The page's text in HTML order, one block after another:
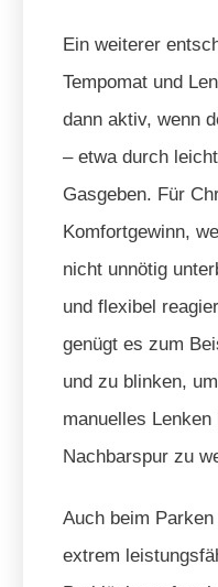
Ein weiterer
Tempomat und
dann aktiv, wenn
– etwa durch
Gasgeben. Für
Komfortgewinn,
nicht unnötig
und flexibel
genügt es zum
und zu blinken,
manuelles
Nachbarspur zu
Auch beim
extrem